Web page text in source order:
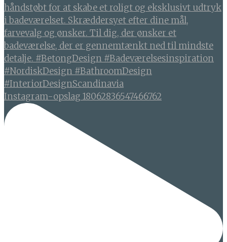
Instagram-opslag 18062836547466762